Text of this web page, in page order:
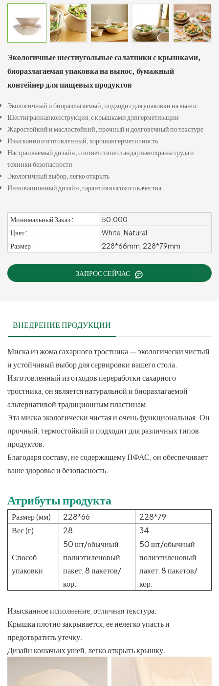
Экологичные шестиугольные салатники с крышками,
биоразлагаемая упаковка на вынос, бумажный
контейнер для пищевых продуктов
Экологичный и биоразлагаемый, подходит для упаковки на вынос.
Шестигранная конструкция, с крышками для герметизации
Жаростойкий и маслостойкий, прочный и долговечный по текстуре
Изысканно изготовленный, хорошая герметичность
Настраиваемый дизайн, соответствие стандартам охраны труда и
техники безопасности
Экологичный выбор, легко открыть
Инновационный дизайн, гарантия высокого качества
Минимальный Заказ :
50,000
Цвет :
White, Natural
Размер :
228*66mm, 228*79mm
ЗАПРОС СЕЙЧАС
ВНЕДРЕНИЕ ПРОДУКЦИИ
Миска из жома сахарного тростника — экологически чистый
и устойчивый выбор для сервировки вашего стола.
Изготовленный из отходов переработки сахарного
тростника, он является натуральной и биоразлагаемой
альтернативой традиционным пластинам.
Эта миска экологически чистая и очень функциональная. Он
прочный, термостойкий и подходит для различных типов
продуктов.
Благодаря составу, не содержащему ПФАС, он обеспечивает
ваше здоровье и безопасность.
Атрибуты продукта
Размер (мм) 228*66
228*79
Вес (г)
28 34
Способ
упаковки
50 шт/обычный
полиэтиленовый
пакет, 8 пакетов/
кор.
50 шт/обычный
полиэтиленовый
пакет, 8 пакетов/
кор.
Изысканное исполнение, отличная текстура.
Крышка плотно закрывается, ее нелегко упасть и
предотвратить утечку.
Дизайн кошачьих ушей, легко открыть крышку.